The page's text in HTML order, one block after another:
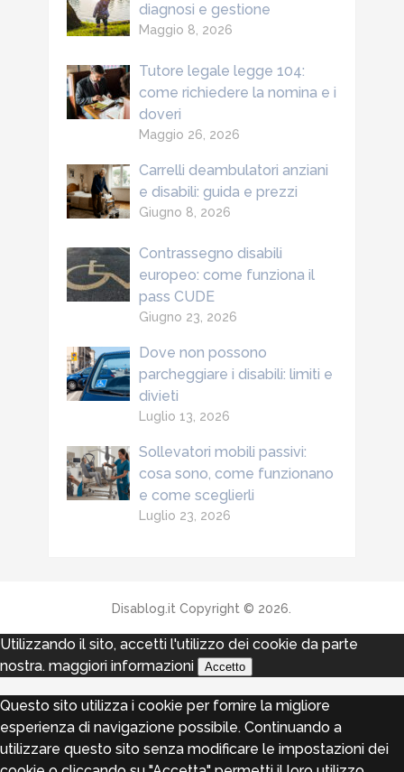
diagnosi e gestione
Maggio 8, 2026
Tutore legale legge 104:
come richiedere la nomina e i
doveri
Maggio 26, 2026
Carrelli deambulatori anziani
e disabili: guida e prezzi
Giugno 8, 2026
Contrassegno disabili
europeo: come funziona il
pass CUDE
Giugno 23, 2026
Dove non possono
parcheggiare i disabili: limiti e
divieti
Luglio 13, 2026
Sollevatori mobili passivi:
cosa sono, come funzionano
e come sceglierli
Luglio 23, 2026
Disablog.it Copyright © 2026.
Utilizzando il sito, accetti l'utilizzo dei cookie da parte
nostra. maggiori informazioni Accetto
Questo sito utilizza i cookie per fornire la migliore
esperienza di navigazione possibile. Continuando a
utilizzare questo sito senza modificare le impostazioni dei